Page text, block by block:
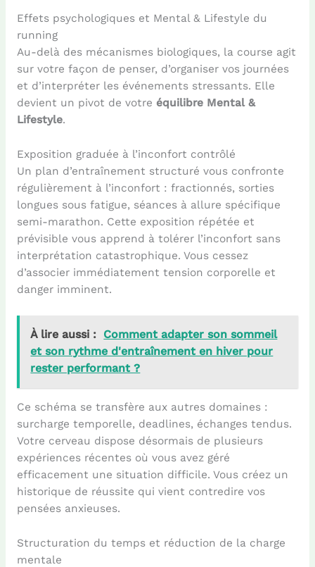
Effets psychologiques et Mental & Lifestyle du
running
Au-delà des mécanismes biologiques, la course agit
sur votre façon de penser, d’organiser vos journées
et d’interpréter les événements stressants. Elle
devient un pivot de votre équilibre Mental &
Lifestyle.
Exposition graduée à l’inconfort contrôlé
Un plan d’entraînement structuré vous confronte
régulièrement à l’inconfort : fractionnés, sorties
longues sous fatigue, séances à allure spécifique
semi-marathon. Cette exposition répétée et
prévisible vous apprend à tolérer l’inconfort sans
interprétation catastrophique. Vous cessez
d’associer immédiatement tension corporelle et
danger imminent.
À lire aussi : Comment adapter son sommeil
et son rythme d'entraînement en hiver pour
rester performant ?
Ce schéma se transfère aux autres domaines :
surcharge temporelle, deadlines, échanges tendus.
Votre cerveau dispose désormais de plusieurs
expériences récentes où vous avez géré
efficacement une situation difficile. Vous créez un
historique de réussite qui vient contredire vos
pensées anxieuses.
Structuration du temps et réduction de la charge
mentale